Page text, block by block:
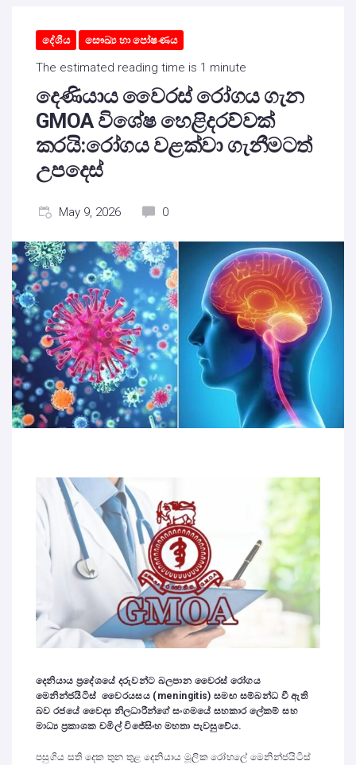
දේශීය සෞඛ්‍ය හා පෝෂණය
The estimated reading time is 1 minute
දෙණියාය වෛරස් රෝගය ගැන
GMOA විශේෂ හෙළිදරව්වක්
කරයි:රෝගය වළක්වා ගැනීමටත්
උපදෙස්
May 9, 2026 0
දෙනියාය ප්‍රදේශයේ දරුවන්ට බලපාන වෛරස් රෝගය
මෙනින්ජයිටිස් වෛරයසය (meningitis) සමඟ සම්බන්ධ වී ඇති
බව රජයේ වෛද්‍ය නිලධාරීන්ගේ සංගමයේ සහකාර ලේකම් සහ
මාධ්‍ය ප්‍රකාශක චමිල් විජේසිංහ මහතා පැවසුවේය.
පසුගිය සති දෙක තුන තුළ දෙනියාය මූලික රෝහලේ මෙනින්ජයිටිස්